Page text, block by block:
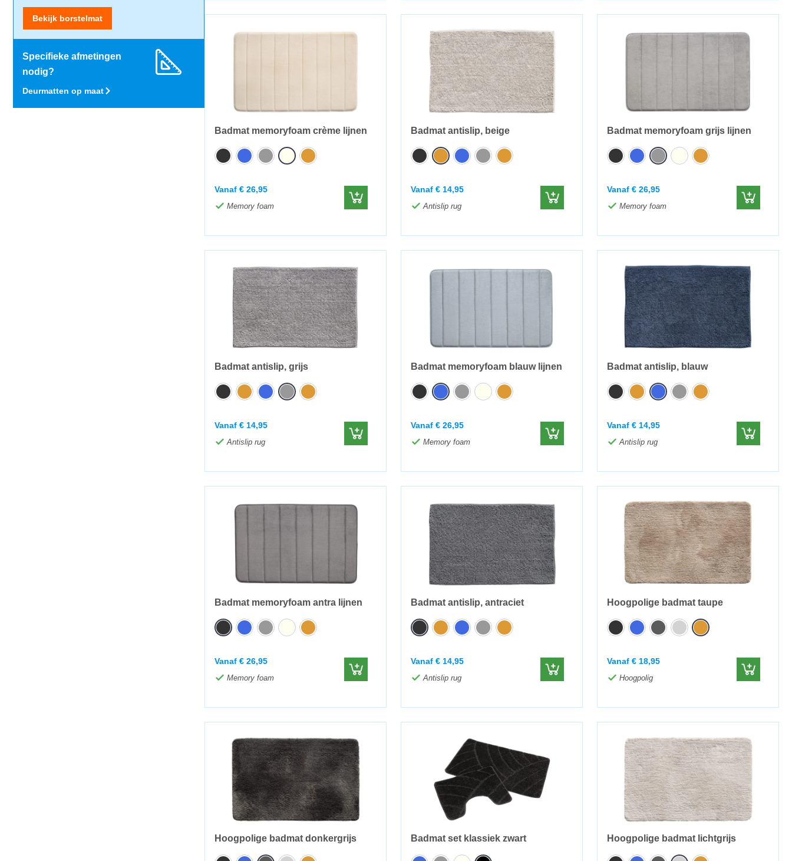
Bekijk borstelmat
Specifieke afmetingen
nodig?
Deurmatten op maat
Badmat memoryfoam crème lijnen
Vanaf € 26,95
Memory foam
Badmat antislip, beige
Vanaf € 14,95
Antislip rug
Badmat memoryfoam grijs lijnen
Vanaf € 26,95
Memory foam
Badmat antislip, grijs
Vanaf € 14,95
Antislip rug
Badmat memoryfoam blauw lijnen
Vanaf € 26,95
Memory foam
Badmat antislip, blauw
Vanaf € 14,95
Antislip rug
Badmat memoryfoam antra lijnen
Vanaf € 26,95
Memory foam
Badmat antislip, antraciet
Vanaf € 14,95
Antislip rug
Hoogpolige badmat taupe
Vanaf € 18,95
Hoogpolig
Hoogpolige badmat donkergrijs Badmat set klassiek zwart Hoogpolige badmat lichtgrijs